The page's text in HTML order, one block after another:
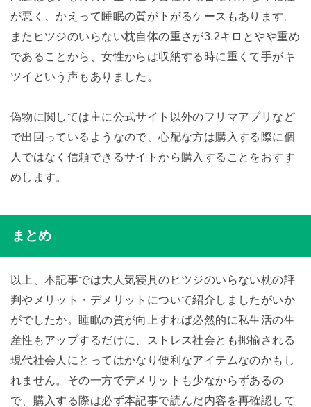
が悪く、かえって睡眠の質が下がるケースもあります。
またヒツジのいらない枕自体の重さが3.2キロとやや重め
であることから、女性からは収納する時に重くて手がキ
ツイという声もありました。
偽物に関しては主に公式サイト以外のフリマアプリなど
で出回っているようなので、心配な方は購入する際に個
人ではなく信頼できるサイトから購入することをおすす
めします。
まとめ
以上、本記事では大人気寝具のヒツジのいらない枕の評
判やメリット・デメリットについて紹介しましたがいか
がでしたか。睡眠の質が向上すれば必然的に私生活の生
産性もアップするだけに、ストレス社会とも揶揄される
現代社会人にとってはかなり便利なアイテムなのかもし
れません。その一方でデメリットも少なからずあるの
で、購入する際は必ず本記事で読んだ内容を再確認して